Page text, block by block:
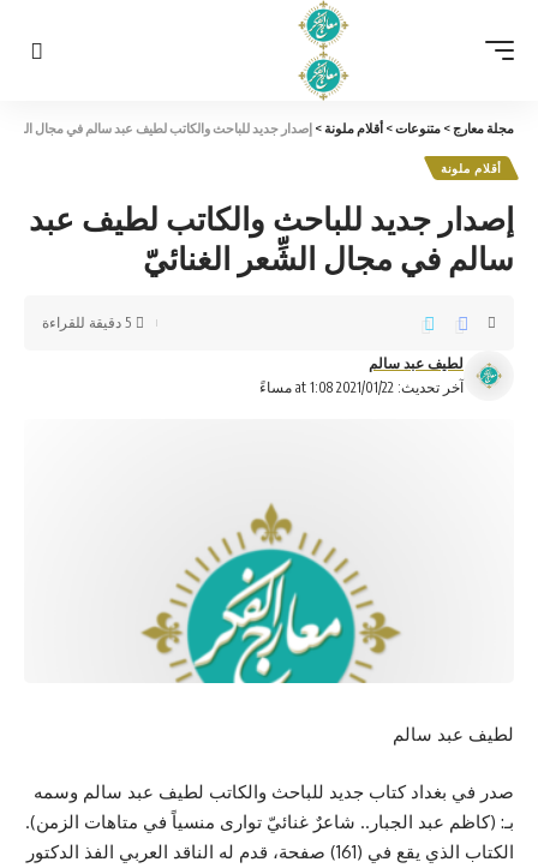
مجلة معارج> متنوعات> أقلام ملونة> إصدار جديد للباحث والكاتب لطيف عبد سالم في مجال الشِّعر
أقلام ملونة
إصدار جديد للباحث والكاتب لطيف عبد
سالم في مجال الشِّعر الغنائيّ
آخر تحديث: 2021/01/22 at 1:08 مساءً
لطيف عبد سالم
5 دقيقة للقراءة
لطيف عبد سالم
صدر في بغداد كتاب جديد للباحث والكاتب لطيف عبد سالم وسمه
بـ: (كاظم عبد الجبار.. شاعرٌ غنائيّ توارى منسياً في متاهات الزمن).
الكتاب الذي يقع في (161) صفحة، قدم له الناقد العربي الفذ الدكتور